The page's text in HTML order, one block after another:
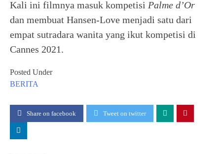
Kali ini filmnya masuk kompetisi Palme d’Or
dan membuat Hansen-Love menjadi satu dari
empat sutradara wanita yang ikut kompetisi di
Cannes 2021.
Posted Under
BERITA
Share on facebook Tweet on twitter